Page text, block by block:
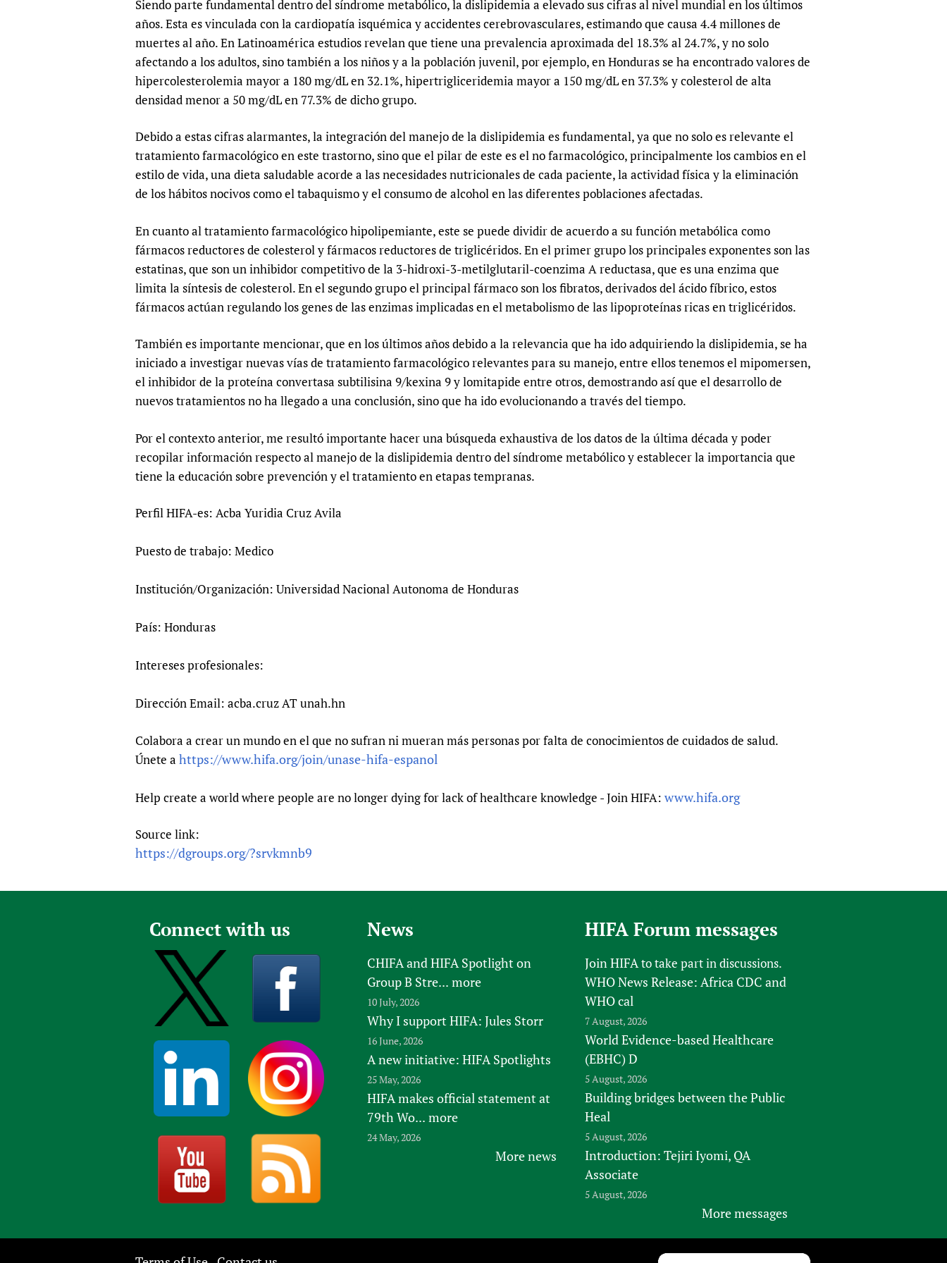
Publications
Prescribers and users of medicines
Evaluating Impact
Mobile HIFA (mHIFA)
Essential Health Services and COVID-19
Family Planning
Health Partnerships
Learning for Quality Health Services
Siendo parte fundamental dentro del síndrome metabólico, la dislipidemia a elevado sus cifras al nivel mundial en los últimos
años. Esta es vinculada con la cardiopatía isquémica y accidentes cerebrovasculares, estimando que causa 4.4 millones de
muertes al año. En Latinoamérica estudios revelan que tiene una prevalencia aproximada del 18.3% al 24.7%, y no solo
afectando a los adultos, sino también a los niños y a la población juvenil, por ejemplo, en Honduras se ha encontrado valores de
hipercolesterolemia mayor a 180 mg/dL en 32.1%, hipertrigliceridemia mayor a 150 mg/dL en 37.3% y colesterol de alta
densidad menor a 50 mg/dL en 77.3% de dicho grupo.
Debido a estas cifras alarmantes, la integración del manejo de la dislipidemia es fundamental, ya que no solo es relevante el
tratamiento farmacológico en este trastorno, sino que el pilar de este es el no farmacológico, principalmente los cambios en el
estilo de vida, una dieta saludable acorde a las necesidades nutricionales de cada paciente, la actividad física y la eliminación
de los hábitos nocivos como el tabaquismo y el consumo de alcohol en las diferentes poblaciones afectadas.
En cuanto al tratamiento farmacológico hipolipemiante, este se puede dividir de acuerdo a su función metabólica como
fármacos reductores de colesterol y fármacos reductores de triglicéridos. En el primer grupo los principales exponentes son las
estatinas, que son un inhibidor competitivo de la 3-hidroxi-3-metilglutaril-coenzima A reductasa, que es una enzima que
limita la síntesis de colesterol. En el segundo grupo el principal fármaco son los fibratos, derivados del ácido fíbrico, estos
fármacos actúan regulando los genes de las enzimas implicadas en el metabolismo de las lipoproteínas ricas en triglicéridos.
También es importante mencionar, que en los últimos años debido a la relevancia que ha ido adquiriendo la dislipidemia, se ha
iniciado a investigar nuevas vías de tratamiento farmacológico relevantes para su manejo, entre ellos tenemos el mipomersen,
el inhibidor de la proteína convertasa subtilisina 9/kexina 9 y lomitapide entre otros, demostrando así que el desarrollo de
nuevos tratamientos no ha llegado a una conclusión, sino que ha ido evolucionando a través del tiempo.
Por el contexto anterior, me resultó importante hacer una búsqueda exhaustiva de los datos de la última década y poder
recopilar información respecto al manejo de la dislipidemia dentro del síndrome metabólico y establecer la importancia que
tiene la educación sobre prevención y el tratamiento en etapas tempranas.
Perfil HIFA-es: Acba Yuridia Cruz Avila
Puesto de trabajo: Medico
Institución/Organización: Universidad Nacional Autonoma de Honduras
País: Honduras
Intereses profesionales:
Dirección Email: acba.cruz AT unah.hn
Colabora a crear un mundo en el que no sufran ni mueran más personas por falta de conocimientos de cuidados de salud.
Únete a https://www.hifa.org/join/unase-hifa-espanol
Help create a world where people are no longer dying for lack of healthcare knowledge - Join HIFA: www.hifa.org
Source link:
https://dgroups.org/?srvkmnb9
Connect with us News
CHIFA and HIFA Spotlight on
Group B Stre... more
10 July, 2026
Why I support HIFA: Jules Storr
16 June, 2026
A new initiative: HIFA Spotlights
25 May, 2026
HIFA makes official statement at
79th Wo... more
24 May, 2026
More news
HIFA Forum messages
Join HIFAto take part in discussions.
WHO News Release: Africa CDC and
WHO cal
7 August, 2026
World Evidence-based Healthcare
(EBHC) D
5 August, 2026
Building bridges between the Public
Heal
5 August, 2026
Introduction: Tejiri Iyomi, QA
Associate
5 August, 2026
More messages